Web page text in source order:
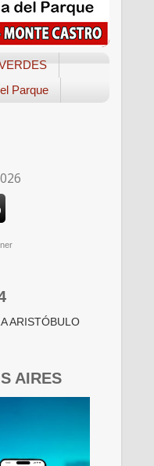
Parque
ARISTÓBULO
AIRES